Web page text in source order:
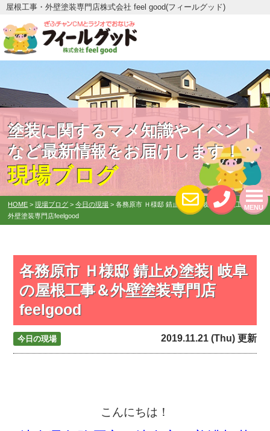
屋根工事・外壁塗装専門店株式会社 feel good(フィールグッド)
MENU
塗装に関するマメ知識やイベント
など最新情報をお届けします！
現場ブログ
HOME >現場ブログ >今日の現場 >各務原市 Ｈ様邸 錆止め塗装| 岐阜の屋根工事＆
外壁塗装専門店feelgood
各務原市 Ｈ様邸 錆止め塗装| 岐阜
の屋根工事＆外壁塗装専門店
feelgood
今日の現場 2019.11.21 (Thu) 更新
こんにちは！